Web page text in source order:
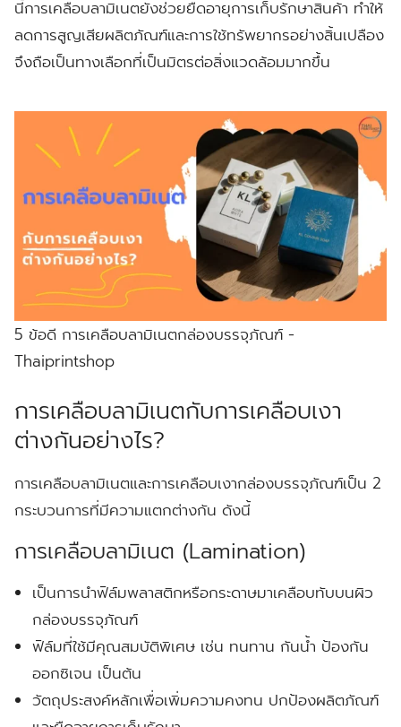
นี้การเคลือบลามิเนตยังช่วยยืดอายุการเก็บรักษาสินค้า ทำให้
ลดการสูญเสียผลิตภัณฑ์และการใช้ทรัพยากรอย่างสิ้นเปลือง
จึงถือเป็นทางเลือกที่เป็นมิตรต่อสิ่งแวดล้อมมากขึ้น
5 ข้อดี การเคลือบลามิเนตกล่องบรรจุภัณฑ์ -
Thaiprintshop
การเคลือบลามิเนตกับการเคลือบเงา
ต่างกันอย่างไร?
การเคลือบลามิเนตและการเคลือบเงากล่องบรรจุภัณฑ์เป็น 2
กระบวนการที่มีความแตกต่างกัน ดังนี้
การเคลือบลามิเนต (Lamination)
เป็นการนำฟิล์มพลาสติกหรือกระดาษมาเคลือบทับบนผิว
กล่องบรรจุภัณฑ์
ฟิล์มที่ใช้มีคุณสมบัติพิเศษ เช่น ทนทาน กันน้ำ ป้องกัน
ออกซิเจน เป็นต้น
วัตถุประสงค์หลักเพื่อเพิ่มความคงทน ปกป้องผลิตภัณฑ์